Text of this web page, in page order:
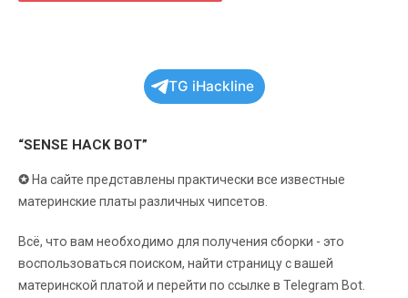
TG iHackline
“SENSE HACK BOT”
✪ На сайте представлены практически все известные
материнские платы различных чипсетов.
Всё, что вам необходимо для получения сборки - это
воспользоваться поиском, найти страницу с вашей
материнской платой и перейти по ссылке в Telegram Bot.